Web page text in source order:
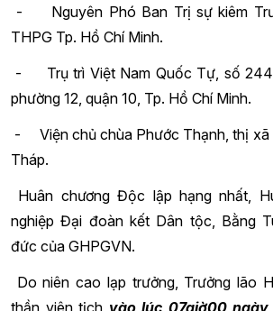
- Nguyên Phó Ban Trị sự kiêm
THPG Tp. Hồ Chí Minh.
- Trụ trì Việt Nam Quốc Tự, số 244
phường 12, quận 10, Tp. Hồ Chí Minh.
- Viện chủ chùa Phước Thạnh, thị xã
Tháp.
Huân chương Độc lập hạng nhất,
nghiệp Đại đoàn kết Dân tộc, Bằng
đức của GHPGVN.
Do niên cao lạp trưởng, Trưởng lão
thần viên tịch vào lúc 07giờ00